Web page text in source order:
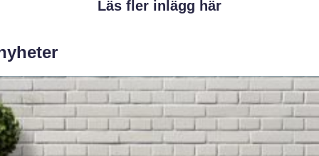
Läs fler inlägg här